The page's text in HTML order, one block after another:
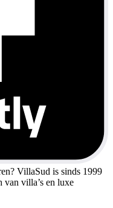
VillaSud is sinds 1999
van villa’s en luxe